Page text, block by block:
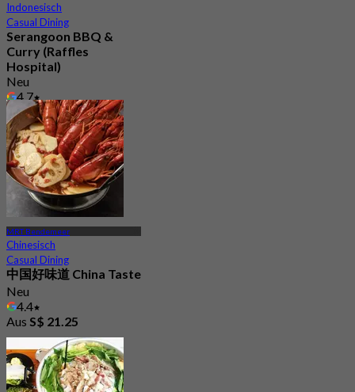
Indonesisch
Casual Dining
Serangoon BBQ &
Curry (Raffles
Hospital)
Neu
4.7
AusS$ 16.33
MRT Bendemeer
Chinesisch
Casual Dining
中国好味道 China Taste
Neu
4.4
Aus S$ 21.25